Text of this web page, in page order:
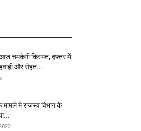
चमकेगी किस्मत, दफ्तर में
और सेहत...
मे राजस्व विभाग के